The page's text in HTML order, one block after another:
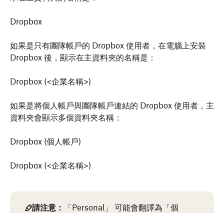
Dropbox
如果是只有團隊帳戶的 Dropbox 使用者，在電腦上安裝
Dropbox 後，顯示在主資料夾的名稱是：
Dropbox (<企業名稱>)
如果是將個人帳戶與團隊帳戶連結的 Dropbox 使用者，主
資料夾會顯示多個資料夾名稱：
Dropbox (個人帳戶)
Dropbox (<企業名稱>)
請注意：
「Personal」 可能會翻譯為「個